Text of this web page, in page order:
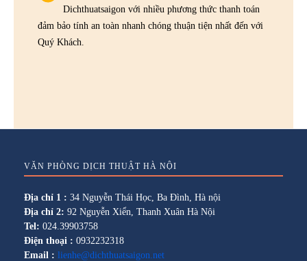
Dichthuatsaigon với nhiều phương thức thanh toán
đảm bảo tính an toàn nhanh chóng thuận tiện nhất đến với
Quý Khách.
VĂN PHÒNG DỊCH THUẬT HÀ NỘI
Địa chỉ 1 : 34 Nguyễn Thái Học, Ba Đình, Hà nội
Địa chỉ 2: 92 Nguyễn Xiển, Thanh Xuân Hà Nội
Tel: 024.39903758
Điện thoại : 0932232318
Email : lienhe@dichthuatsaigon.net